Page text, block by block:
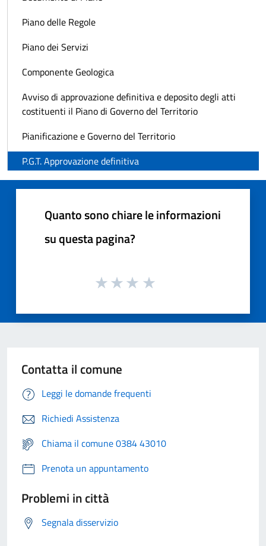
Piano delle Regole
Piano dei Servizi
Componente Geologica
Avviso di approvazione definitiva e deposito degli atti
costituenti il Piano di Governo del Territorio
Pianificazione e Governo del Territorio
P.G.T. Approvazione definitiva
Quanto sono chiare le informazioni
su questa pagina?
Contatta il comune
Leggi le domande frequenti
Richiedi Assistenza
Chiama il comune 0384 43010
Prenota un appuntamento
Problemi in città
Segnala disservizio